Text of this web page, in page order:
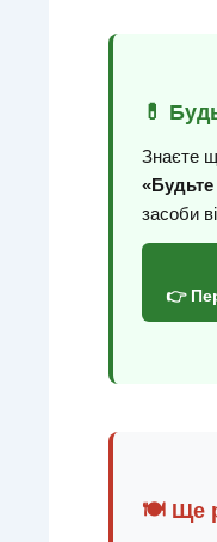
💊
Знаєте
«Будьте
засоби
👉
🍽️ Ще